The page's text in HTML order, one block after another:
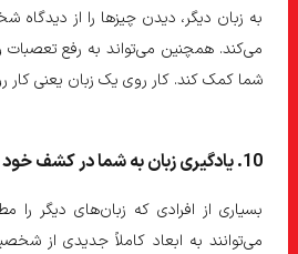
به زبان دیگر، دیدن چیزها را از دیدگاه
می‌کند. همچنین می‌تواند به رفع تعصبات
شما کمک کند. کار روی یک زبان یعنی کار
10. یادگیری زبان به شما در کشف
بسیاری از افرادی که زبان‌های دیگر را
می‌توانند به ابعاد کاملاً جدیدی از